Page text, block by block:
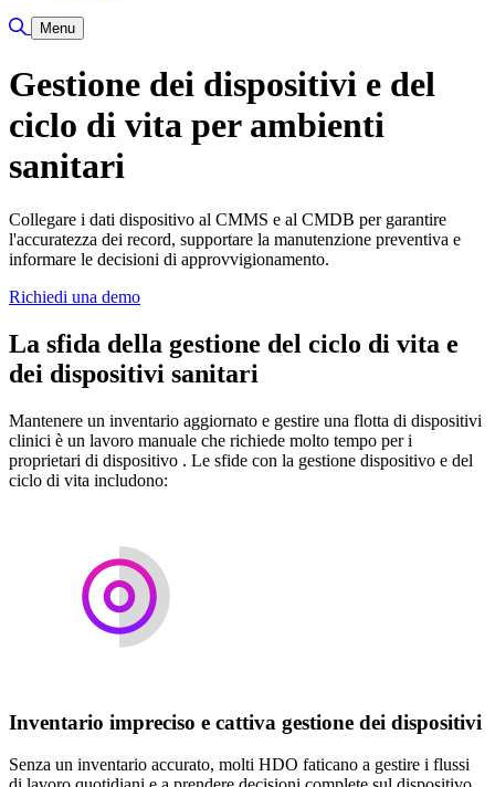
Attiva/disattiva ricerca
Menu
Gestione dei dispositivi e del
ciclo di vita per ambienti
sanitari
Collegare i dati dispositivo al CMMS e al CMDB per garantire
l'accuratezza dei record, supportare la manutenzione preventiva e
informare le decisioni di approvvigionamento.
Richiedi una demo
La sfida della gestione del ciclo di vita e
dei dispositivi sanitari
Mantenere un inventario aggiornato e gestire una flotta di dispositivi
clinici è un lavoro manuale che richiede molto tempo per i
proprietari di dispositivo . Le sfide con la gestione dispositivo e del
ciclo di vita includono:
Inventario impreciso e cattiva gestione dei dispositivi
Senza un inventario accurato, molti HDO faticano a gestire i flussi